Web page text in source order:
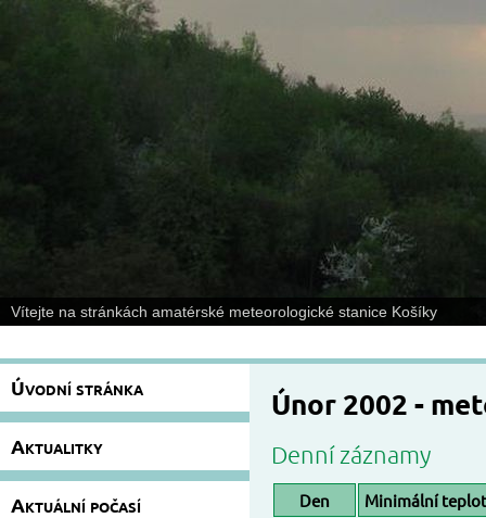
Vítejte na stránkách amatérské meteorologické stanice Košíky
Úvodní stránka
Aktualitky
Aktuální počasí
Únor 2002 -
Denní záznamy
Den
Minimální